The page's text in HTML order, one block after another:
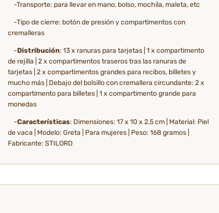
-Transporte: para llevar en mano, bolso, mochila, maleta, etc
-Tipo de cierre: botón de presión y compartimentos con
cremalleras
-Distribución: 13 x ranuras para tarjetas | 1 x compartimento
de rejilla | 2 x compartimentos traseros tras las ranuras de
tarjetas | 2 x compartimentos grandes para recibos, billetes y
mucho más | Debajo del bolsillo con cremallera circundante: 2 x
compartimento para billetes | 1 x compartimento grande para
monedas
-Características: Dimensiones: 17 x 10 x 2,5 cm | Material: Piel
de vaca | Modelo: Greta | Para mujeres | Peso: 168 gramos |
Fabricante: STILORD